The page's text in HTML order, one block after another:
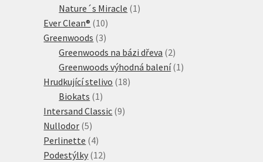
Nature´s Miracle 1 1
Ever Clean® 1010
produktů
Greenwoods 33
produkty
Greenwoods na bázi dřeva 22
produkty
Greenwoods výhodná balení 1 1
Hrudkující stelivo 1818
Biokats 1 1
produkt
Intersand Classic 99
Nullodor 55
produktů
Perlinette 44
produkty
Podestýlky 1212